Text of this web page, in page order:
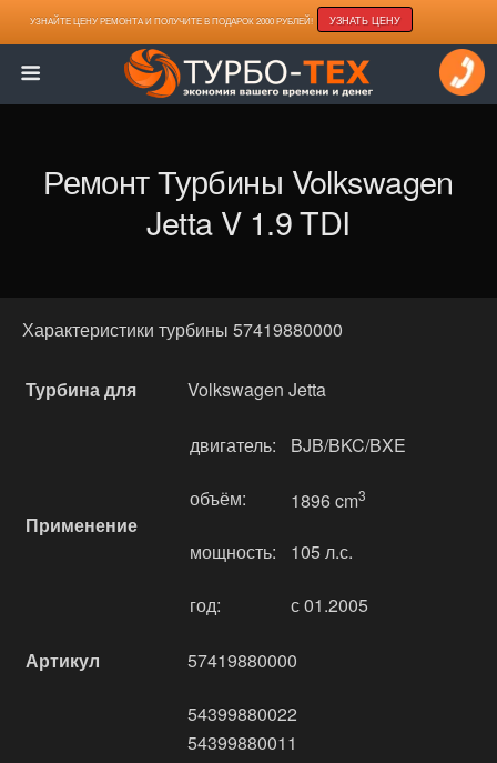
УЗНАЙТЕ ЦЕНУ РЕМОНТА И ПОЛУЧИТЕ В ПОДАРОК 2000 РУБЛЕЙ! УЗНАТЬ ЦЕНУ
Ремонт Турбины Volkswagen
Jetta V 1.9 TDI
Характеристики турбины 57419880000
Турбина для Volkswagen Jetta
Применение
двигатель: BJB/BKC/BXE
объём: 1896 cm3
мощность: 105 л.с.
год: с 01.2005
Артикул 57419880000
54399880022
54399880011